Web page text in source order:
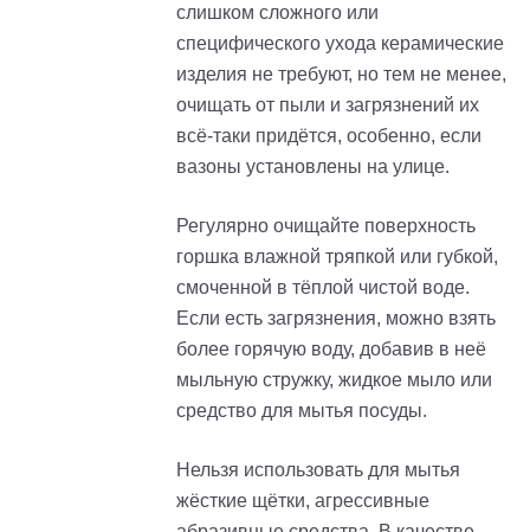
слишком сложного или
специфического ухода керамические
изделия не требуют, но тем не менее,
очищать от пыли и загрязнений их
всё-таки придётся, особенно, если
вазоны установлены на улице.
Регулярно очищайте поверхность
горшка влажной тряпкой или губкой,
смоченной в тёплой чистой воде.
Если есть загрязнения, можно взять
более горячую воду, добавив в неё
мыльную стружку, жидкое мыло или
средство для мытья посуды.
Нельзя использовать для мытья
жёсткие щётки, агрессивные